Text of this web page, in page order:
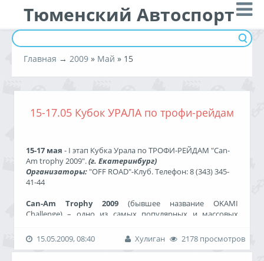
Тюменский Автоспорт
Главная → 2009 » Май » 15
15-17.05 Кубок УРАЛА по трофи-рейдам
15-17 мая - I этап Кубка Урала по ТРОФИ-РЕЙДАМ "Can-
Am trophy 2009".(г. Екатеринбург)
Организаторы: "OFF ROAD"-Клуб. Телефон: 8 (343) 345-
41-44
Can-Am Trophy 2009 (бывшее название OKAMI
Challenge) – одно из самых популярных и массовых
в России. Поэтому не случайно партнеромсоревнования
в этом году стала компания РОСАН - эксклюзивный
15.05.2009, 08:40 2178 просмотров
Хулиган